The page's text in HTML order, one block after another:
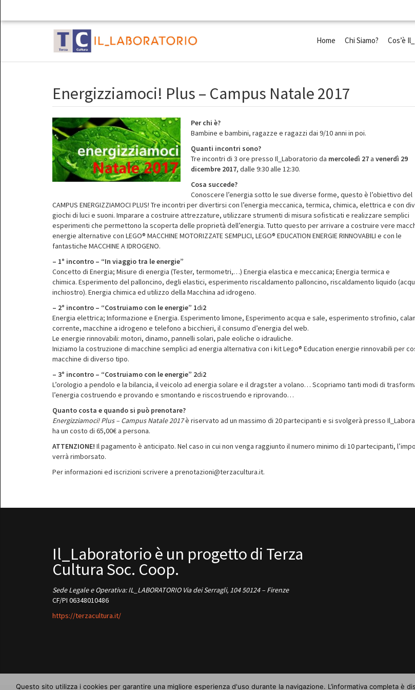
Home Chi Siamo? Cos’è
Energizziamoci! Plus – Campus Natale 2017
Per chi è?
Bambine e bambini, ragazze e ragazzi dai 9/10 anni in poi.
Quanti incontri sono?
Tre incontri di 3 ore presso Il_Laboratorio da mercoledì 27a venerdì 29
dicembre 2017, dalle 9:30 alle 12:30.
Cosa succede?
Conoscere l’energia sotto le sue diverse forme, questo è l’obiettivo del
CAMPUS ENERGIZZIAMOCI PLUS! Tre incontri per divertirsi con l’energia meccanica, termica, chimica, elettrica e con
giochi di luci e suoni. Imparare a costruire attrezzature, utilizzare strumenti di misura sofisticati e realizzare semplici
esperimenti che permettono la scoperta delle proprietà dell’energia. Tutto questo per arrivare a costruire vere
energie alternative con LEGO® MACCHINE MOTORIZZATE SEMPLICI, LEGO® EDUCATION ENERGIE RINNOVABILI e con le
fantastiche MACCHINE A IDROGENO.
– 1° incontro – “In viaggio tra le energie”
Concetto di Energia; Misure di energia (Tester, termometri,…) Energia elastica e meccanica; Energia termica e
chimica. Esperimento del palloncino, degli elastici, esperimento riscaldamento palloncino, riscaldamento liquido
inchiostro). Energia chimica ed utilizzo della Macchina ad idrogeno.
– 2° incontro – “Costruiamo con le energie” 1di2
Energia elettrica; Informazione e Energia. Esperimento limone, Esperimento acqua e sale, esperimento strofinio,
corrente, macchine a idrogeno e telefono a bicchieri, il consumo d’energia del web.
Le energie rinnovabili: motori, dinamo, pannelli solari, pale eoliche o idrauliche.
Iniziamo la costruzione di macchine semplici ad energia alternativa con i kit Lego® Education energie rinnovabili per
macchine di diverso tipo.
– 3° incontro – “Costruiamo con le energie” 2di2
L’orologio a pendolo e la bilancia, il veicolo ad energia solare e il dragster a volano… Scopriamo tanti modi di
l’energia costruendo e provando e smontando e riscostruendo e riprovando…
Quanto costa e quando si può prenotare?
Energizziamoci! Plus – Campus Natale 2017è riservato ad un massimo di 20 partecipanti e si svolgerà presso
ha un costo di 65,00€ a persona.
ATTENZIONE! Il pagamento è anticipato. Nel caso in cui non venga raggiunto il numero minimo di 10 partecipanti,
verrà rimborsato.
Per informazioni ed iscrizioni scrivere a prenotazioni@terzacultura.it.
Il_Laboratorio è un progetto di Terza
Cultura Soc. Coop.
Sede Legale e Operativa: IL_LABORATORIO Via dei Serragli, 104 50124 – Firenze
CF/PI 06348010486
https://terzacultura.it/
Questo sito utilizza i cookies per garantire una migliore esperienza d'uso durante la navigazione. L’informativa completa